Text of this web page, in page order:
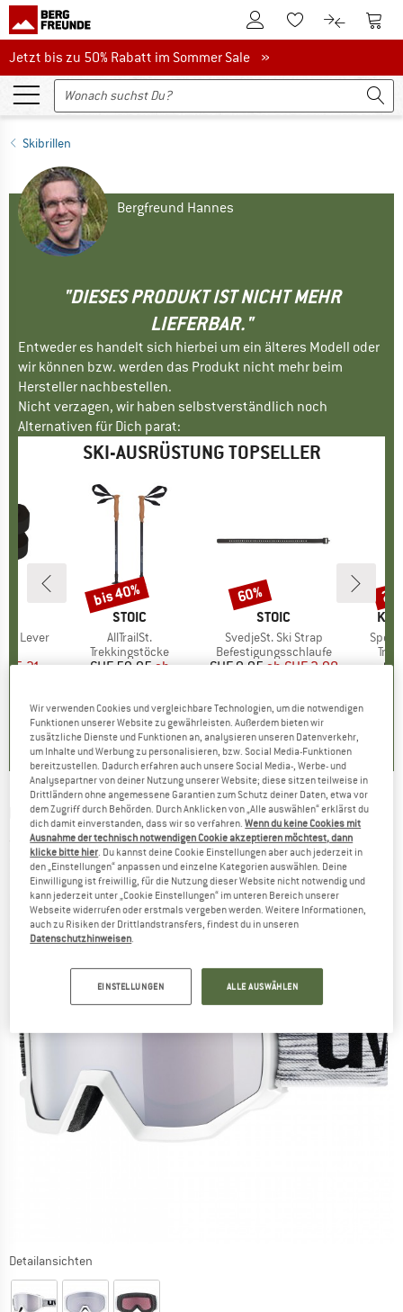
Zum KundenkontoZum Merkzettel.
Zum Zum
Jetzt bis zu 50% Rabatt im Sommer Sale
Jetzt bis zu 50% Rabatt im Sommer Sale »
Skibrillen
Bergfreund Hannes
"DIESES PRODUKT IST NICHT MEHR
LIEFERBAR."
Entweder es handelt sich hierbei um ein älteres Modell oder
wir können bzw. werden das Produkt nicht mehr beim
Hersteller nachbestellen.
Nicht verzagen, wir haben selbstverständlich noch
Alternativen für Dich parat:
SKI-AUSRÜSTUNG TOPSELLER
2+ Lever
Preis
5.31
MARKE
STOIC
Artikel
AllTrailSt.
Produktgruppe
Trekkingstöcke
Preis
CHF 59.95reduzierter Preis
ab
4.2(12)
Rabatt
bis 40%
MARKE
STOIC
Artikel
SvedjeSt. Ski Strap
Produktgruppe
Befestigungsschlaufe
Preis
CHF 9.95 reduzierter Preis
ab CHF 3.98
5.0(1)
Rabatt
60%
Artikel
UVEX -Athletic Full Mirror S4 - Skibrille
(0)
Detailansichten
Wir verwenden Cookies und vergleichbare Technologien, um die notwendigen
Funktionen unserer Website zu gewährleisten. Außerdem bieten wir
zusätzliche Dienste und Funktionen an, analysieren unseren Datenverkehr,
um Inhalte und Werbung zu personalisieren, bzw. Social Media-Funktionen
bereitzustellen. Dadurch erfahren auch unsere Social Media-, Werbe- und
Analysepartner von deiner Nutzung unserer Website; diese sitzen teilweise in
Drittländern ohne angemessene Garantien zum Schutz deiner Daten, etwa vor
dem Zugriff durch Behörden. Durch Anklicken von „Alle auswählen“ erklärst du
dich damit einverstanden, dass wir so verfahren.Wenn du keine Cookies mit
Ausnahme der technisch notwendigen Cookie akzeptieren möchtest, dann
klicke bitte hier. Du kannst deine Cookie Einstellungen aber auch jederzeit in
den „Einstellungen“ anpassen und einzelne Kategorien auswählen. Deine
Einwilligung ist freiwillig, für die Nutzung dieser Website nicht notwendig und
kann jederzeit unter „Cookie Einstellungen“ im unteren Bereich unserer
Webseite widerrufen oder erstmals vergeben werden. Weitere Informationen,
auch zu Risiken der Drittlandstransfers, findest du in unseren
Datenschutzhinweisen.
EINSTELLUNGEN ALLE AUSWÄHLEN